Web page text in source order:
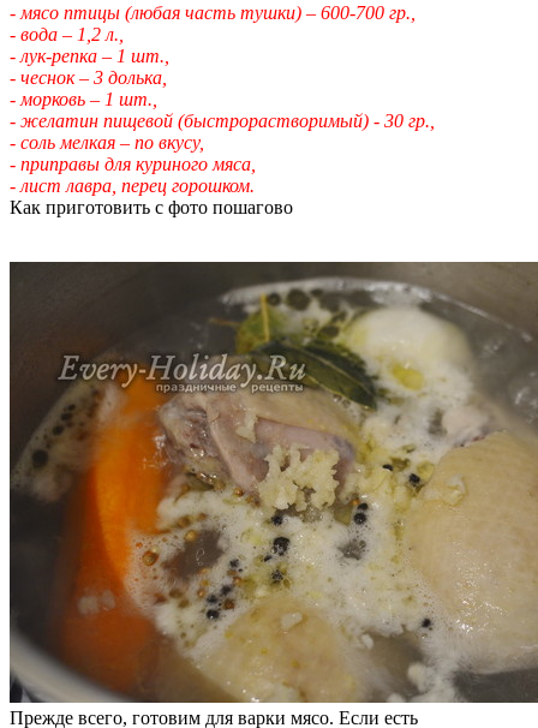
- мясо птицы (любая часть тушки) – 600-700 гр.,
- вода – 1,2 л.,
- лук-репка – 1 шт.,
- чеснок – 3 долька,
- морковь – 1 шт.,
- желатин пищевой (быстрорастворимый) - 30 гр.,
- соль мелкая – по вкусу,
- приправы для куриного мяса,
- лист лавра, перец горошком.
Как приготовить с фото пошагово
Прежде всего, готовим для варки мясо. Если есть